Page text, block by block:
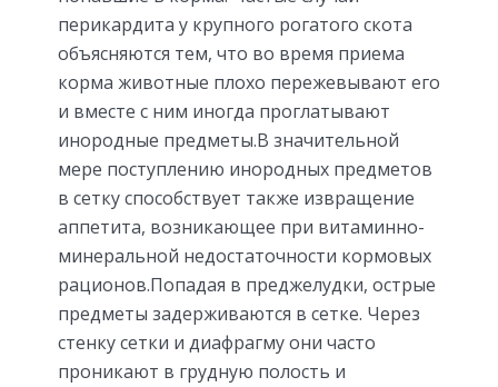
перикардита у крупного рогатого скота
объясняются тем, что во время приема
корма животные плохо пережевывают его
и вместе с ним иногда проглатывают
инородные предметы.В значительной
мере поступлению инородных предметов
в сетку способствует также извращение
аппетита, возникающее при витаминно-
минеральной недостаточности кормовых
рационов.Попадая в преджелудки, острые
предметы задерживаются в сетке. Через
стенку сетки и диафрагму они часто
проникают в грудную полость и